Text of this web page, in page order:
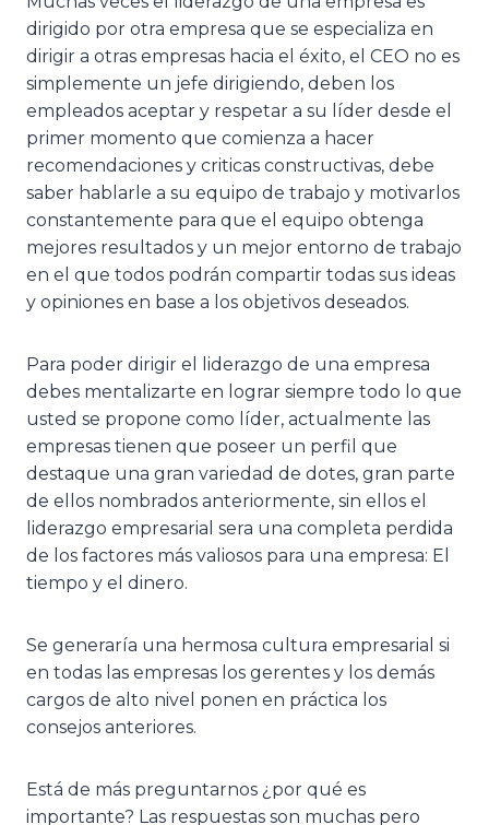
dirigido por otra empresa que se especializa en
dirigir a otras empresas hacia el éxito, el CEO no es
simplemente un jefe dirigiendo, deben los
empleados aceptar y respetar a su líder desde el
primer momento que comienza a hacer
recomendaciones y criticas constructivas, debe
saber hablarle a su equipo de trabajo y motivarlos
constantemente para que el equipo obtenga
mejores resultados y un mejor entorno de trabajo
en el que todos podrán compartir todas sus ideas
y opiniones en base a los objetivos deseados.
Para poder dirigir el liderazgo de una empresa
debes mentalizarte en lograr siempre todo lo que
usted se propone como líder, actualmente las
empresas tienen que poseer un perfil que
destaque una gran variedad de dotes, gran parte
de ellos nombrados anteriormente, sin ellos el
liderazgo empresarial sera una completa perdida
de los factores más valiosos para una empresa: El
tiempo y el dinero.
Se generaría una hermosa cultura empresarial si
en todas las empresas los gerentes y los demás
cargos de alto nivel ponen en práctica los
consejos anteriores.
Está de más preguntarnos ¿por qué es
importante? Las respuestas son muchas pero